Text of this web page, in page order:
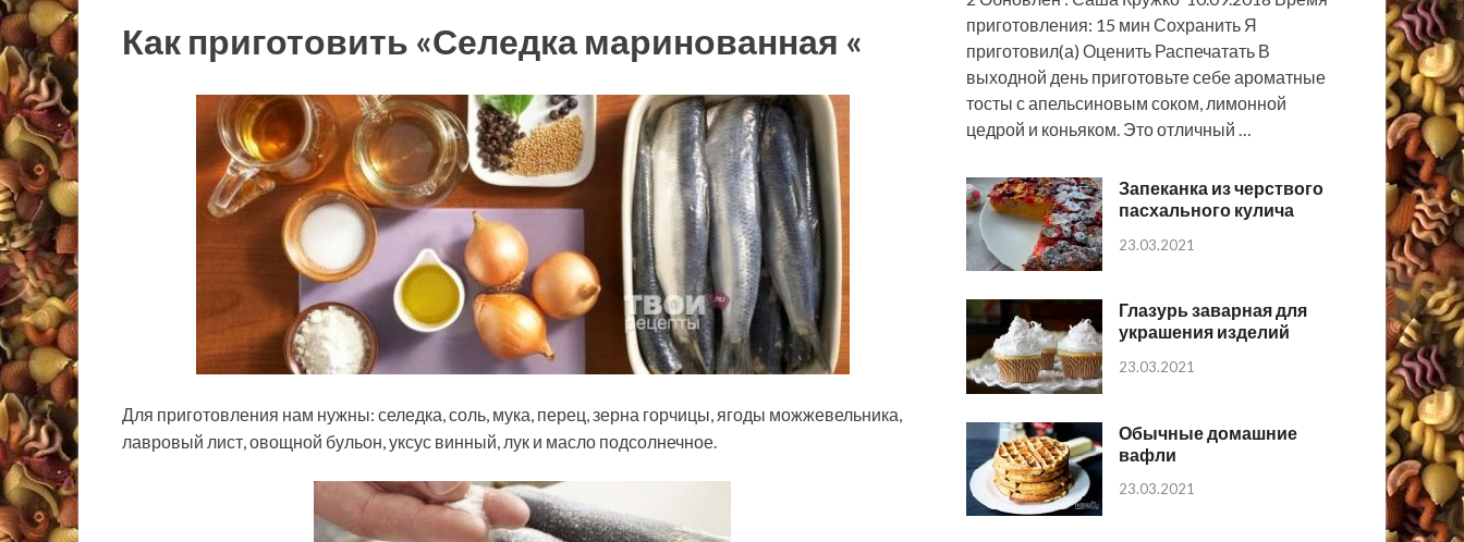
Как приготовить «Селедка маринованная «
Для приготовления нам нужны: селедка, соль, мука, перец, зерна горчицы, ягоды можжевельника,
лавровый лист, овощной бульон, уксус винный, лук и масло подсолнечное.
приготовления: 15 мин Сохранить Я
приготовил(а) Оценить Распечатать В
выходной день приготовьте себе ароматные
тосты с апельсиновым соком, лимонной
цедрой и коньяком. Это отличный …
Запеканка из черствого
пасхального кулича
23.03.2021
Глазурь заварная для
украшения изделий
23.03.2021
Обычные домашние
вафли
23.03.2021